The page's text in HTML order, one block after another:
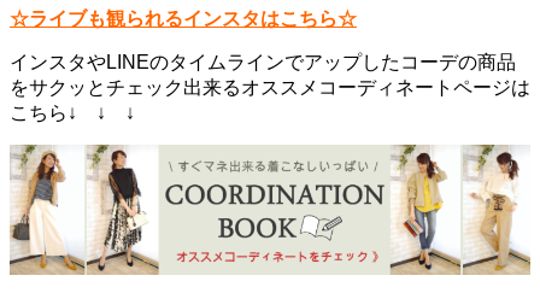
☆ライブも観られるインスタはこちら☆
インスタやLINEのタイムラインでアップしたコーデの商品
をサクッとチェック出来るオススメコーディネートページは
こちら↓ ↓ ↓